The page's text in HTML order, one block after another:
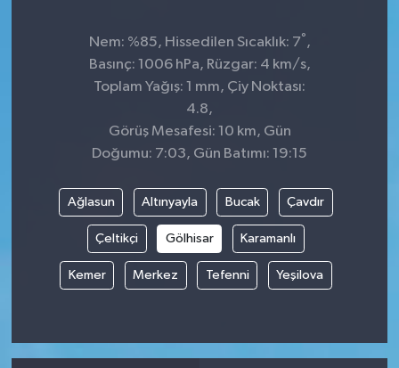
Nem: %85, Hissedilen Sıcaklık: 7° ,
Basınç: 1006 hPa, Rüzgar: 4 km/s,
Toplam Yağış: 1 mm, Çiy Noktası:
4.8,
Görüş Mesafesi: 10 km, Gün
Doğumu: 7:03, Gün Batımı: 19:15
Ağlasun Altınyayla Bucak Çavdır
Çeltikçi Gölhisar Karamanlı
Kemer Merkez Tefenni Yeşilova